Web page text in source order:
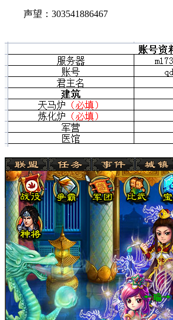
声望：303541886467